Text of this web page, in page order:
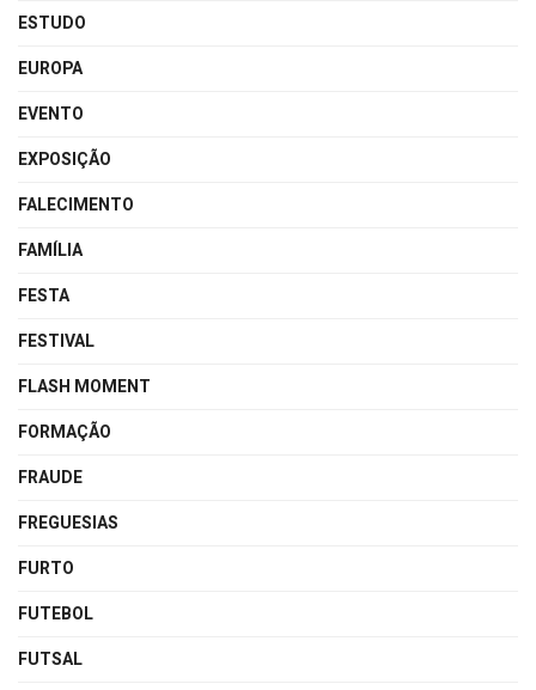
ESTUDO
EUROPA
EVENTO
EXPOSIÇÃO
FALECIMENTO
FAMÍLIA
FESTA
FESTIVAL
FLASH MOMENT
FORMAÇÃO
FRAUDE
FREGUESIAS
FURTO
FUTEBOL
FUTSAL